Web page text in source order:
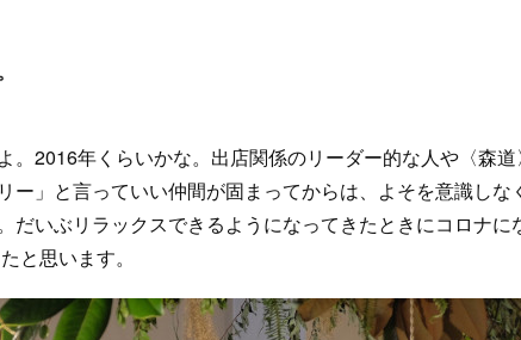
2016年くらいかな。出店関係のリーダー的な人や〈森道
ー」と言っていい仲間が固まってからは、よそを意識しな
いぶリラックスできるようになってきたときにコロナに
と思います。